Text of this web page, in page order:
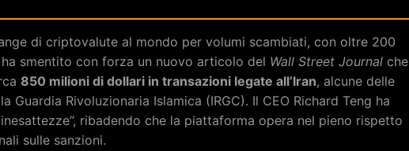
di criptovalute al mondo per volumi scambiati, con oltre 200
smentito con forza un nuovo articolo del Wall Street Journal che
850 milioni di dollari in transazioni legate all’Iran, alcune delle
Guardia Rivoluzionaria Islamica (IRGC). Il CEO Richard Teng ha
ribadendo che la piattaforma opera nel pieno rispetto
sulle sanzioni.